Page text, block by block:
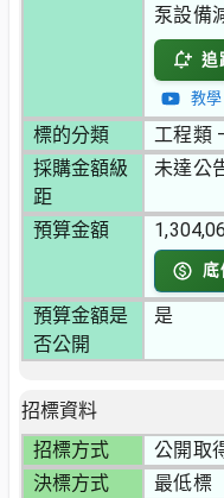
泵設備
追
教學
標的分類
工程類
採購金額級
距
未達公
預算金額
底
預算金額是
否公開
是
招標資料
招標方式
公開取
決標方式
最低標